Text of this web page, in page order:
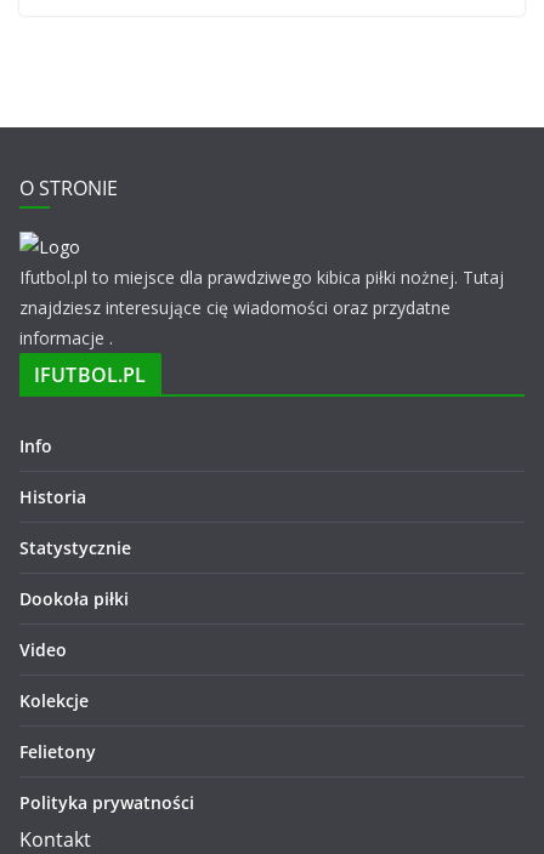
O STRONIE
Ifutbol.pl to miejsce dla prawdziwego kibica piłki nożnej. Tutaj
znajdziesz interesujące cię wiadomości oraz przydatne
informacje .
IFUTBOL.PL
Info
Historia
Statystycznie
Dookoła piłki
Video
Kolekcje
Felietony
Polityka prywatności
Kontakt